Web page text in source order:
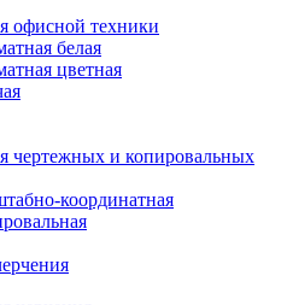
офисной техники
белая
цветная
чертежных и копировальных
координатная